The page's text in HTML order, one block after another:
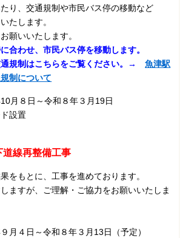
、交通規制や市民バス停の移動など
たします。
いいたします。
合わせ、市民バス停を移動します。
規制はこちらをご覧ください。
→魚津駅
制について
月８日～令和８年３月19日
設置
線再整備工事
をもとに、工事を進めております。
ますが、ご理解・ご協力をお願いいたしま
４日～令和８年３月13日（予定）